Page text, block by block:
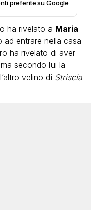
preferite su Google
ha rivelato a Maria
ad entrare nella casa
ha rivelato di aver
secondo lui la
velino di Striscia